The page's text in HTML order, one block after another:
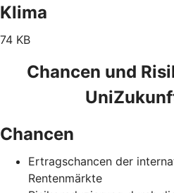
Klima
74 KB
Chancen und
Chancen
Ertragschancen der
Rentenmärkte